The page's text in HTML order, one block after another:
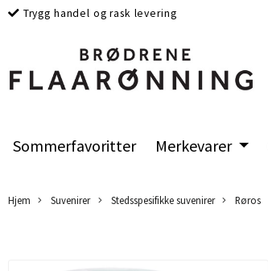
Trygg handel og rask levering
Sommerfavoritter Merkevarer
Hjem Suvenirer Stedsspesifikke suvenirer Røros